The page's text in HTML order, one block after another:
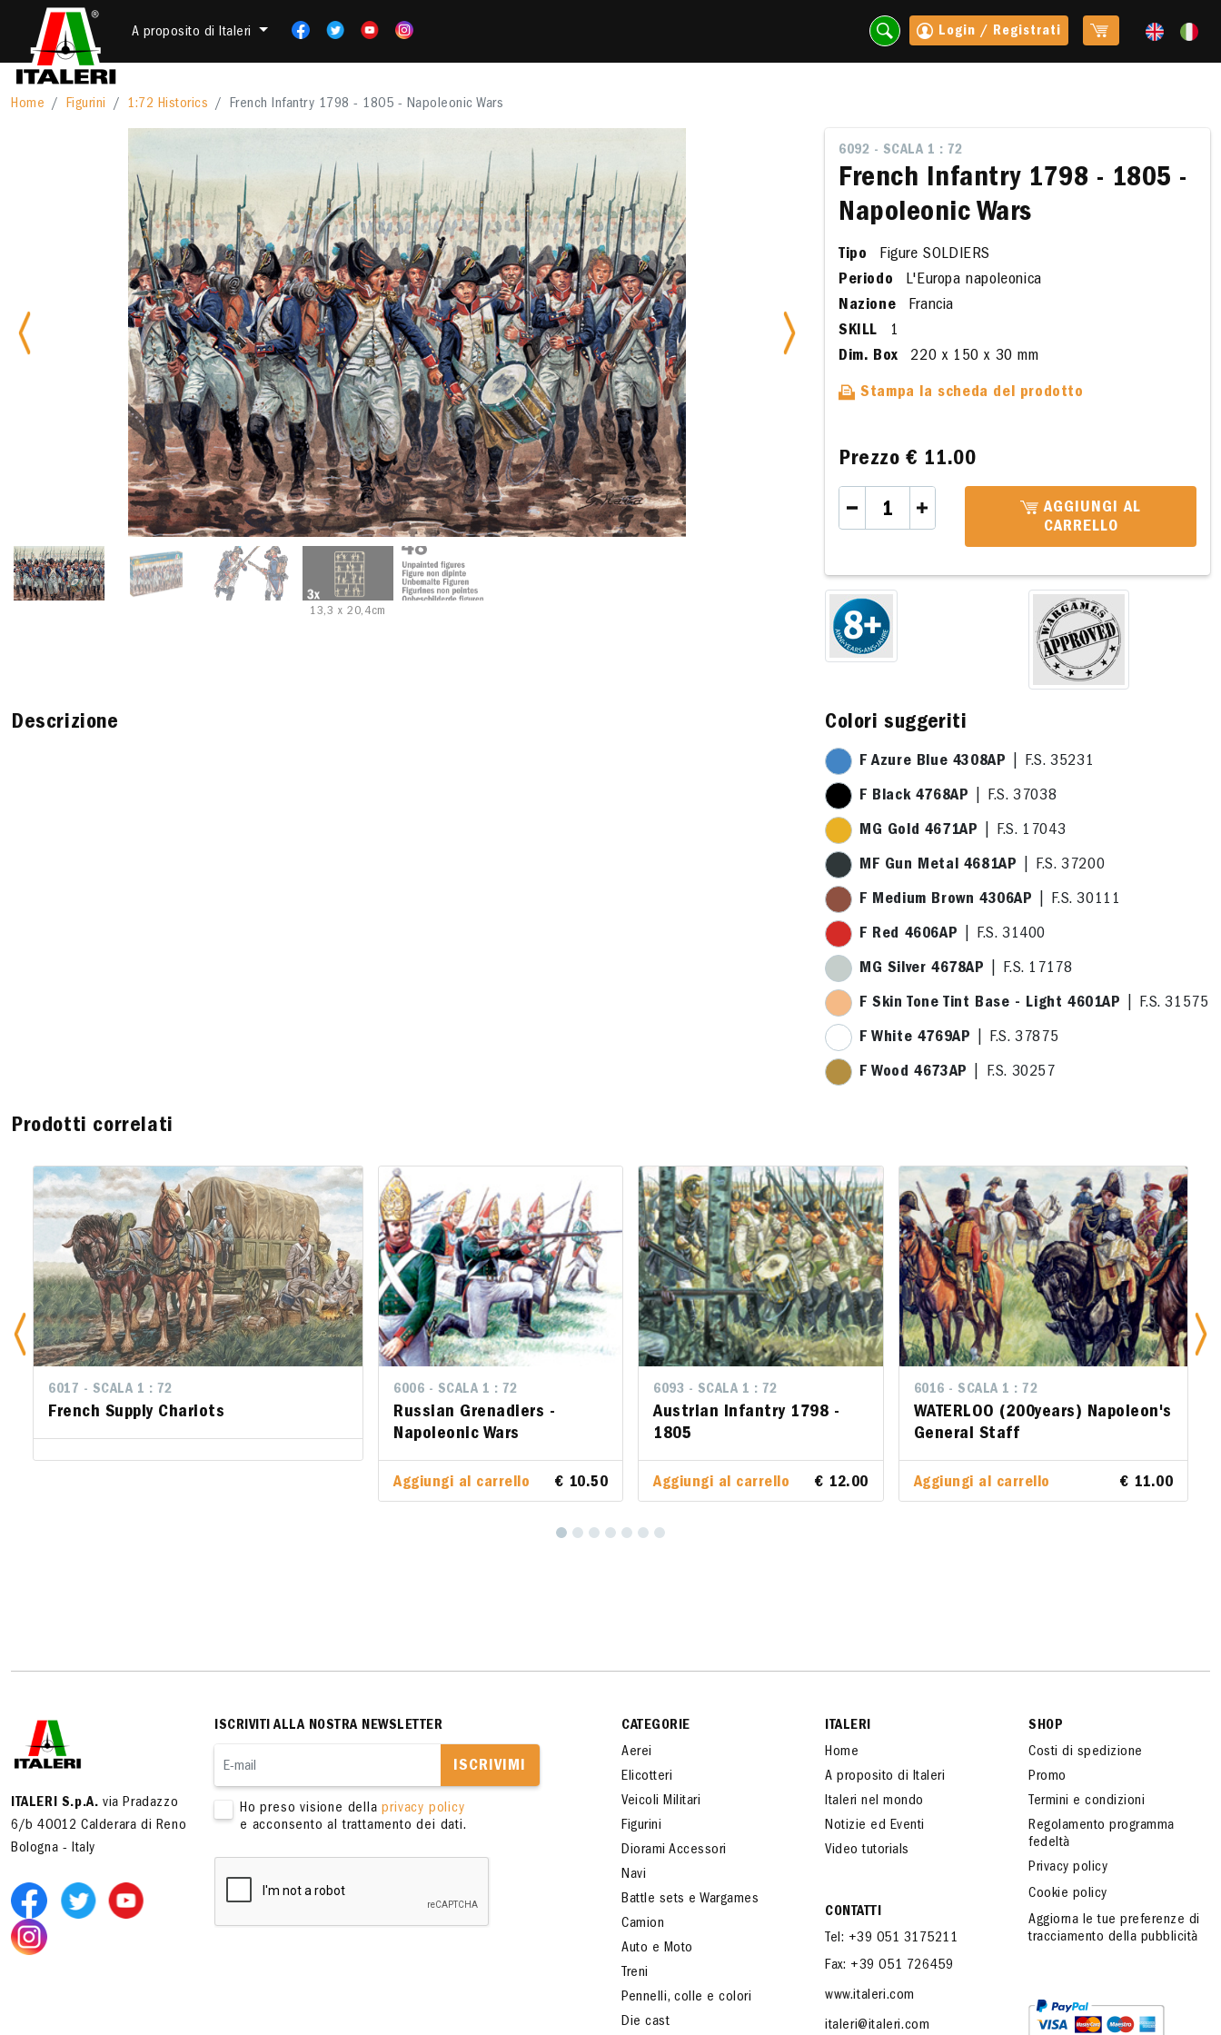
A proposito di Italeri Login / Registrati
Home Figurini 1:72 Historics French Infantry 1798 - 1805 - Napoleonic Wars
Previous Next
13,3 x 20,4cm
6092 - SCALA 1 : 72
French Infantry 1798 - 1805 -
Napoleonic Wars
Tipo
Figure SOLDIERS
Periodo
L'Europa napoleonica
Nazione
Francia
SKILL
1
Dim. Box
220 x 150 x 30 mm
Stampa la scheda del prodotto
Prezzo€ 11.00
AGGIUNGI AL
CARRELLO
Descrizione Colori suggeriti
F Azure Blue 4308AP | F.S. 35231
F Black 4768AP | F.S. 37038
MG Gold 4671AP | F.S. 17043
MF Gun Metal 4681AP | F.S. 37200
F Medium Brown 4306AP | F.S. 30111
F Red 4606AP | F.S. 31400
MG Silver 4678AP | F.S. 17178
F Skin Tone Tint Base - Light 4601AP | F.S. 31575
F White 4769AP | F.S. 37875
F Wood 4673AP | F.S. 30257
Prodotti correlati
6017 - SCALA 1 : 72
French Supply Chariots
6006 - SCALA 1 : 72
Russian Grenadiers -
Napoleonic Wars
Aggiungi al carrello € 10.50
6093 - SCALA 1 : 72
Austrian Infantry 1798 -
1805
Aggiungi al carrello € 12.00
6016 - SCALA 1 : 72
WATERLOO (200years) Napoleon's
General Staff
Aggiungi al carrello € 11.00
6006 - SCALA 1 : 72
Russian Grenadiers -
Napoleonic Wars
Aggiungi al carrello € 10.50
6093 - SCALA 1 : 72
Austrian Infantry 1798 -
Aggiungi al carrello € 12.00
6016 - SCALA 1 : 72
WATERLOO (200years) Napoleon's
General Staff
Aggiungi al carrello
ITALERI S.p.A. via Pradazzo
6/b 40012 Calderara di Reno
Bologna - Italy
ISCRIVITI ALLA NOSTRA NEWSLETTER
ISCRIVIMI
Ho preso visione dellaprivacy policy
e acconsento al trattamento dei dati.
CATEGORIE
Aerei
Elicotteri
Veicoli Militari
Figurini
Diorami Accessori
Navi
Battle sets e Wargames
Camion
Auto e Moto
Treni
Pennelli, colle e colori
Die cast
ITALERI
Home
A proposito di Italeri
Italeri nel mondo
Notizie ed Eventi
Video tutorials
CONTATTI
Tel: +39 051 3175211
Fax: +39 051 726459
www.italeri.com
italeri@italeri.com
SHOP
Costi di spedizione
Promo
Termini e condizioni
Regolamento programma
fedeltà
Privacy policy
Cookie policy
Aggiorna le tue preferenze di
tracciamento della pubblicità